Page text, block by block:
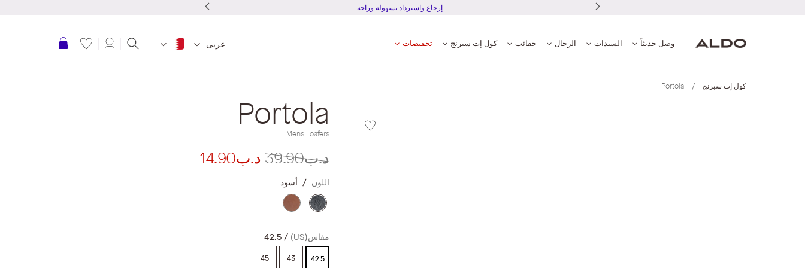
إرجاع واسترداد بسهولة وراحة
وصل حديثاً السيدات الرجال حقائب كول إت سبرنج تخفيضات عربى عربة التسوق
كول إت سبرنج Portola
Portola
Mens Loafers
د.ب39.90 د.ب14.90
اللون أسود
مقاس(US) 42.5
42.5
43
45